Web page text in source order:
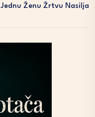
Jednu Ženu Žrtvu Nasilja